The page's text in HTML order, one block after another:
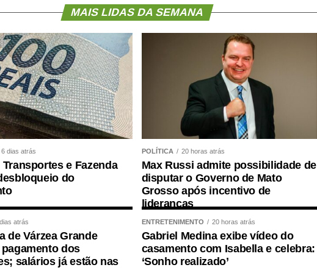
profissionais e estrutura de escolas e creches.
de recursos públicos para
“terceirização da educação”. Segundo o
pelos governos de forma eficiente e direta
e de qualidade, da creche à pós-graduação
pesquisador da Universidade Federal de
Nacional pelo Direito à Educação, o debate
de qualidade passa, necessariamente,
direito social e um dever do estado.
infantil é criar condições concretas
implantar uma educação de qualidade — disse
MAIS LIDAS DA SEMANA
6 dias atrás
e Fazenda
do
POLÍTICA 20 horas atrás
Max Russi admite possibilidade de
disputar o Governo de Mato
Grosso após incentivo de
lideranças
atrás
de Várzea Grande
dos
salários já estão nas
ENTRETENIMENTO 20 horas atrás
Gabriel Medina exibe vídeo do
casamento com Isabella e celebra:
‘Sonho realizado’